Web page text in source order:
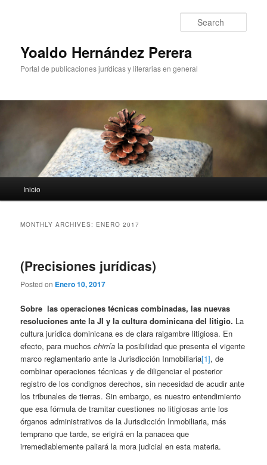
Yoaldo Hernández Perera
Portal de publicaciones jurídicas y literarias en general
Skip to primary content
Skip to secondary content
Inicio
MONTHLY ARCHIVES: ENERO 2017
(Precisiones jurídicas)
Posted on Enero 10, 2017
Sobre las operaciones técnicas combinadas, las nuevas
resoluciones ante la JI y la cultura dominicana del litigio. La
cultura jurídica dominicana es de clara raigambre litigiosa. En
efecto, para muchoschirría la posibilidad que presenta el vigente
marco reglamentario ante la Jurisdicción Inmobiliaria[1], de
combinar operaciones técnicas y de diligenciar el posterior
registro de los condignos derechos, sin necesidad de acudir ante
los tribunales de tierras. Sin embargo, es nuestro entendimiento
que esa fórmula de tramitar cuestiones no litigiosas ante los
órganos administrativos de la Jurisdicción Inmobiliaria, más
temprano que tarde, se erigirá en la panacea que
irremediablemente paliará la mora judicial en esta materia.